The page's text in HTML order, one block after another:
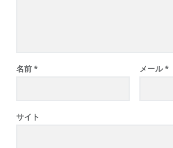
名前 * メール *
サイト